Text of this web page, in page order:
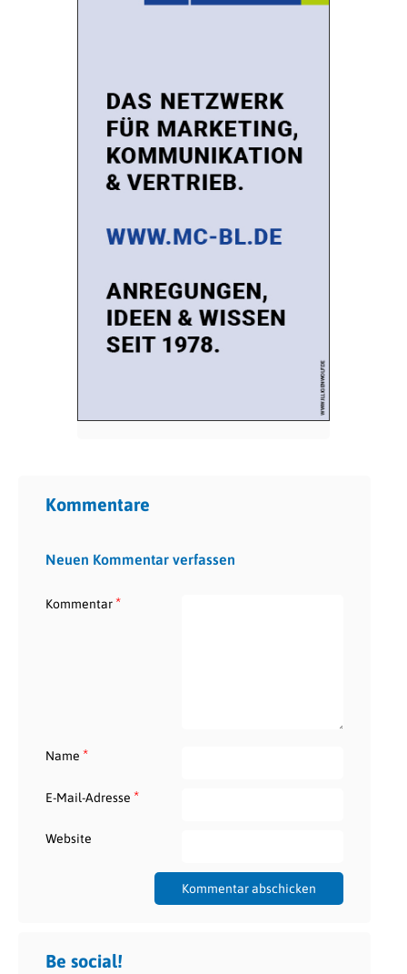
Kommentare
Neuen Kommentar verfassen
Kommentar*
Name *
E-Mail-Adresse *
Website
Be social!